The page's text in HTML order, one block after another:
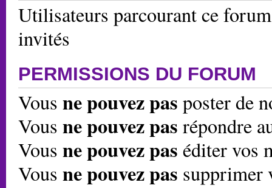
Utilisateurs parcourant ce
invités
PERMISSIONS DU FORUM
Vous ne pouvez pas poster de
Vous ne pouvez pas répondre
Vous ne pouvez pas éditer vos
Vous ne pouvez pas supprimer